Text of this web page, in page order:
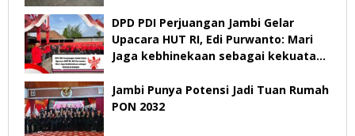
DPD PDI Perjuangan Jambi Gelar
Upacara HUT RI, Edi Purwanto: Mari
Jaga kebhinekaan sebagai kekuatan
Jambi Punya Potensi Jadi Tuan Rumah
PON 2032